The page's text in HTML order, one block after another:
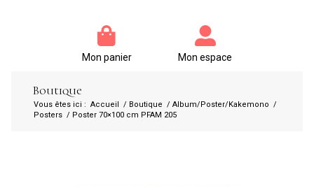
Mon panier Mon espace
Boutique
Vous êtes ici : Accueil / Boutique / Album/Poster/Kakemono /
Posters / Poster 70×100 cm PFAM 205